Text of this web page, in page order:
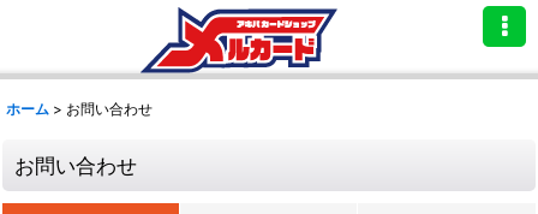
ホーム > お問い合わせ
お問い合わせ